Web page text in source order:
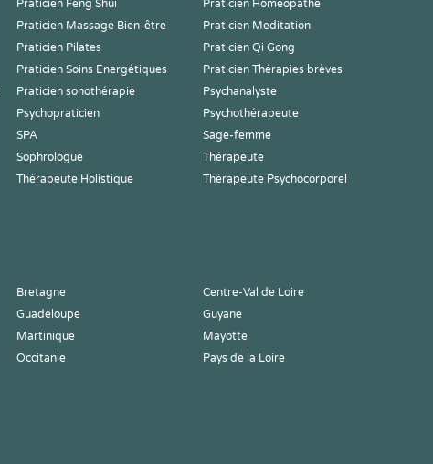
Praticien Feng Shui
Praticien Homeopathe
Praticien Massage Bien-être
Praticien Meditation
Praticien Pilates
Praticien Qi Gong
Praticien Soins Energétiques
Praticien Thérapies brèves
Praticien sonothérapie
Psychanalyste
Psychopraticien
Psychothérapeute
SPA
Sage-femme
Sophrologue
Thérapeute
Thérapeute Holistique
Thérapeute Psychocorporel
Bretagne
Centre-Val de Loire
Guadeloupe
Guyane
Martinique
Mayotte
Occitanie
Pays de la Loire